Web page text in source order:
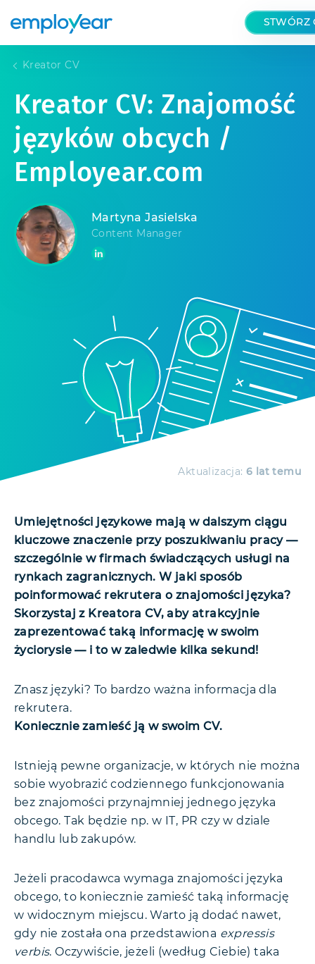
STWÓRZ
Kreator CV
Kreator CV: Znajomość
języków obcych /
Employear.com
Martyna Jasielska
Content Manager
Aktualizacja: 6 lat temu
Umiejętności językowe mają w dalszym ciągu
kluczowe znaczenie przy poszukiwaniu pracy —
szczególnie w firmach świadczących usługi na
rynkach zagranicznych. W jaki sposób
poinformować rekrutera o znajomości języka?
Skorzystaj z Kreatora CV, aby atrakcyjnie
zaprezentować taką informację w swoim
życiorysie — i to w zaledwie kilka sekund!
Znasz języki? To bardzo ważna informacja dla
rekrutera.
Koniecznie zamieść ją w swoim CV.
Istnieją pewne organizacje, w których nie można
sobie wyobrazić codziennego funkcjonowania
bez znajomości przynajmniej jednego języka
obcego. Tak będzie np. w IT, PR czy w dziale
handlu lub zakupów.
Jeżeli pracodawca wymaga znajomości języka
obcego, to koniecznie zamieść taką informację
w widocznym miejscu. Warto ją dodać nawet,
gdy nie została ona przedstawiona expressis
verbis. Oczywiście, jeżeli (według Ciebie) taka